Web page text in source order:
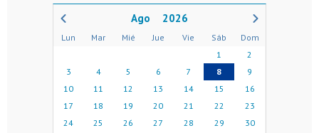
2026
Lun Mar Mié Jue Vie Sáb
Dom
1
2
3
4 5 6 7 8
9
10
11 12 13 14 15
16
17
18 19 20 21 22
23
24
25 26 27 28 29
30